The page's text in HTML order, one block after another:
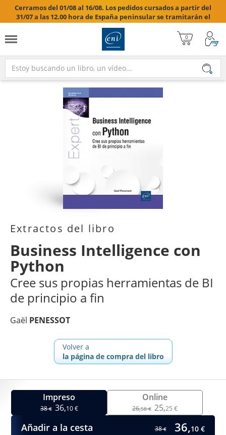
Cerramos del 01/08 al 16/08. Los pedidos cursados a partir del
31/07 a las 12.00 hora de España peninsular se tramitarán el
17/08/2026.

Extractos del libro
Business Intelligence con
Python
Cree sus propias herramientas de BI
de principio a fin
Gaël PENESSOT
Volver a
la página de compra del libro
Impreso
38€ 36,10 €
Online
26,58 € 25,25 €
Añadir a la cesta 38€ 36,10 €